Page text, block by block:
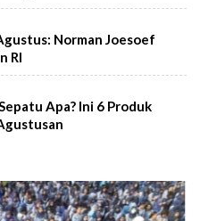
Norman Joesoef
RI
Apa? Ini 6 Produk